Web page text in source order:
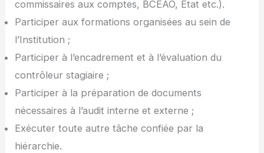
commissaires aux comptes, BCEAO, Etat etc.).
Participer aux formations organisées au sein de
l’Institution ;
Participer à l’encadrement et à l’évaluation du
contrôleur stagiaire ;
Participer à la préparation de documents
nécessaires à l’audit interne et externe ;
Exécuter toute autre tâche confiée par la
hiérarchie.